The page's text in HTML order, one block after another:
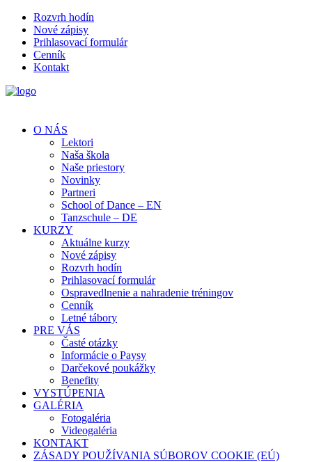
Rozvrh hodín
Nové zápisy
Prihlasovací formulár
Cenník
Kontakt
O NÁS
Lektori
Naša škola
Naše priestory
Novinky
Partneri
School of Dance – EN
Tanzschule – DE
KURZY
Aktuálne kurzy
Nové zápisy
Rozvrh hodín
Prihlasovací formulár
Ospravedlnenie a nahradenie tréningov
Cenník
Letné tábory
PRE VÁS
Časté otázky
Informácie o Paysy
Darčekové poukážky
Benefity
VYSTÚPENIA
GALÉRIA
Fotogaléria
Videogaléria
KONTAKT
ZÁSADY POUŽÍVANIA SÚBOROV COOKIE (EÚ)